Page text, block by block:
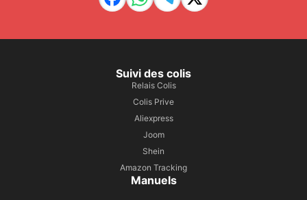
Suivi des colis
Relais Colis
Colis Prive
Aliexpress
Joom
Shein
Amazon Tracking
Manuels